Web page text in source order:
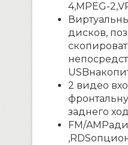
4,MPEG-2,
дисков,
USB
2 видео
заднего
FM/AM
,RDS